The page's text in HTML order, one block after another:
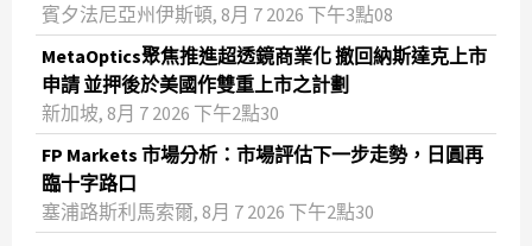
賓夕法尼亞州伊斯頓, 8月 7 2026 下午3點08
MetaOptics聚焦推進超透鏡商業化 撤回納斯達克上市
申請 並押後於美國作雙重上市之計劃
新加坡, 8月 7 2026 下午2點30
FP Markets 市場分析：市場評估下一步走勢，日圓再
臨十字路口
塞浦路斯利馬索爾, 8月 7 2026 下午2點30